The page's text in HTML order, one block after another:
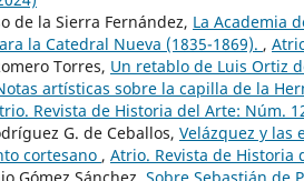
de la Sierra Fernández, La Academia
la Catedral Nueva (1835-1869). ,
Torres, Un retablo de Luis Ortiz
artísticas sobre la capilla de la
Revista de Historia del Arte: Núm.
G. de Ceballos, Velázquez y las
cortesano , Atrio. Revista de Historia
Gómez Sánchez, Sobre Sebastián de